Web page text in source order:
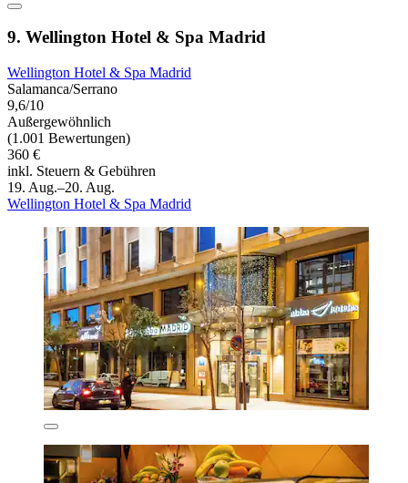
9. Wellington Hotel & Spa Madrid
Wellington Hotel & Spa Madrid
Salamanca/Serrano
9,6/10
Außergewöhnlich
(1.001 Bewertungen)
360 €
inkl. Steuern & Gebühren
19. Aug.–20. Aug.
Wellington Hotel & Spa Madrid